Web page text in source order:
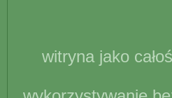
witryna jako